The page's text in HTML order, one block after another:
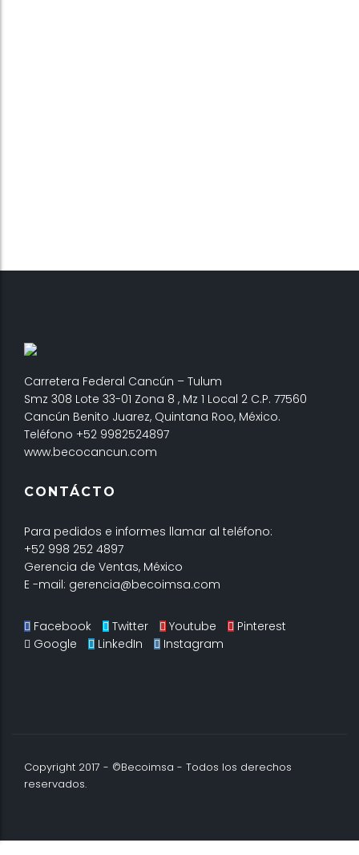
Carretera Federal Cancún – Tulum
Smz 308 Lote 33-01 Zona 8 , Mz 1 Local 2 C.P. 77560
Cancún Benito Juarez, Quintana Roo, México.
Teléfono +52 9982524897
www.becocancun.com
CONTÁCTO
Para pedidos e informes llamar al teléfono:
+52 998 252 4897
Gerencia de Ventas, México
E -mail: gerencia@becoimsa.com
Facebook Twitter Youtube
Pinterest
Google
LinkedIn Instagram
Copyright 2017 - ©Becoimsa - Todos los derechos
reservados.